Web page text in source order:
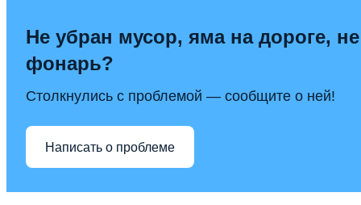
Не убран мусор, яма на дороге,
фонарь?
Столкнулись с проблемой — сообщите о ней!
Написать о проблеме